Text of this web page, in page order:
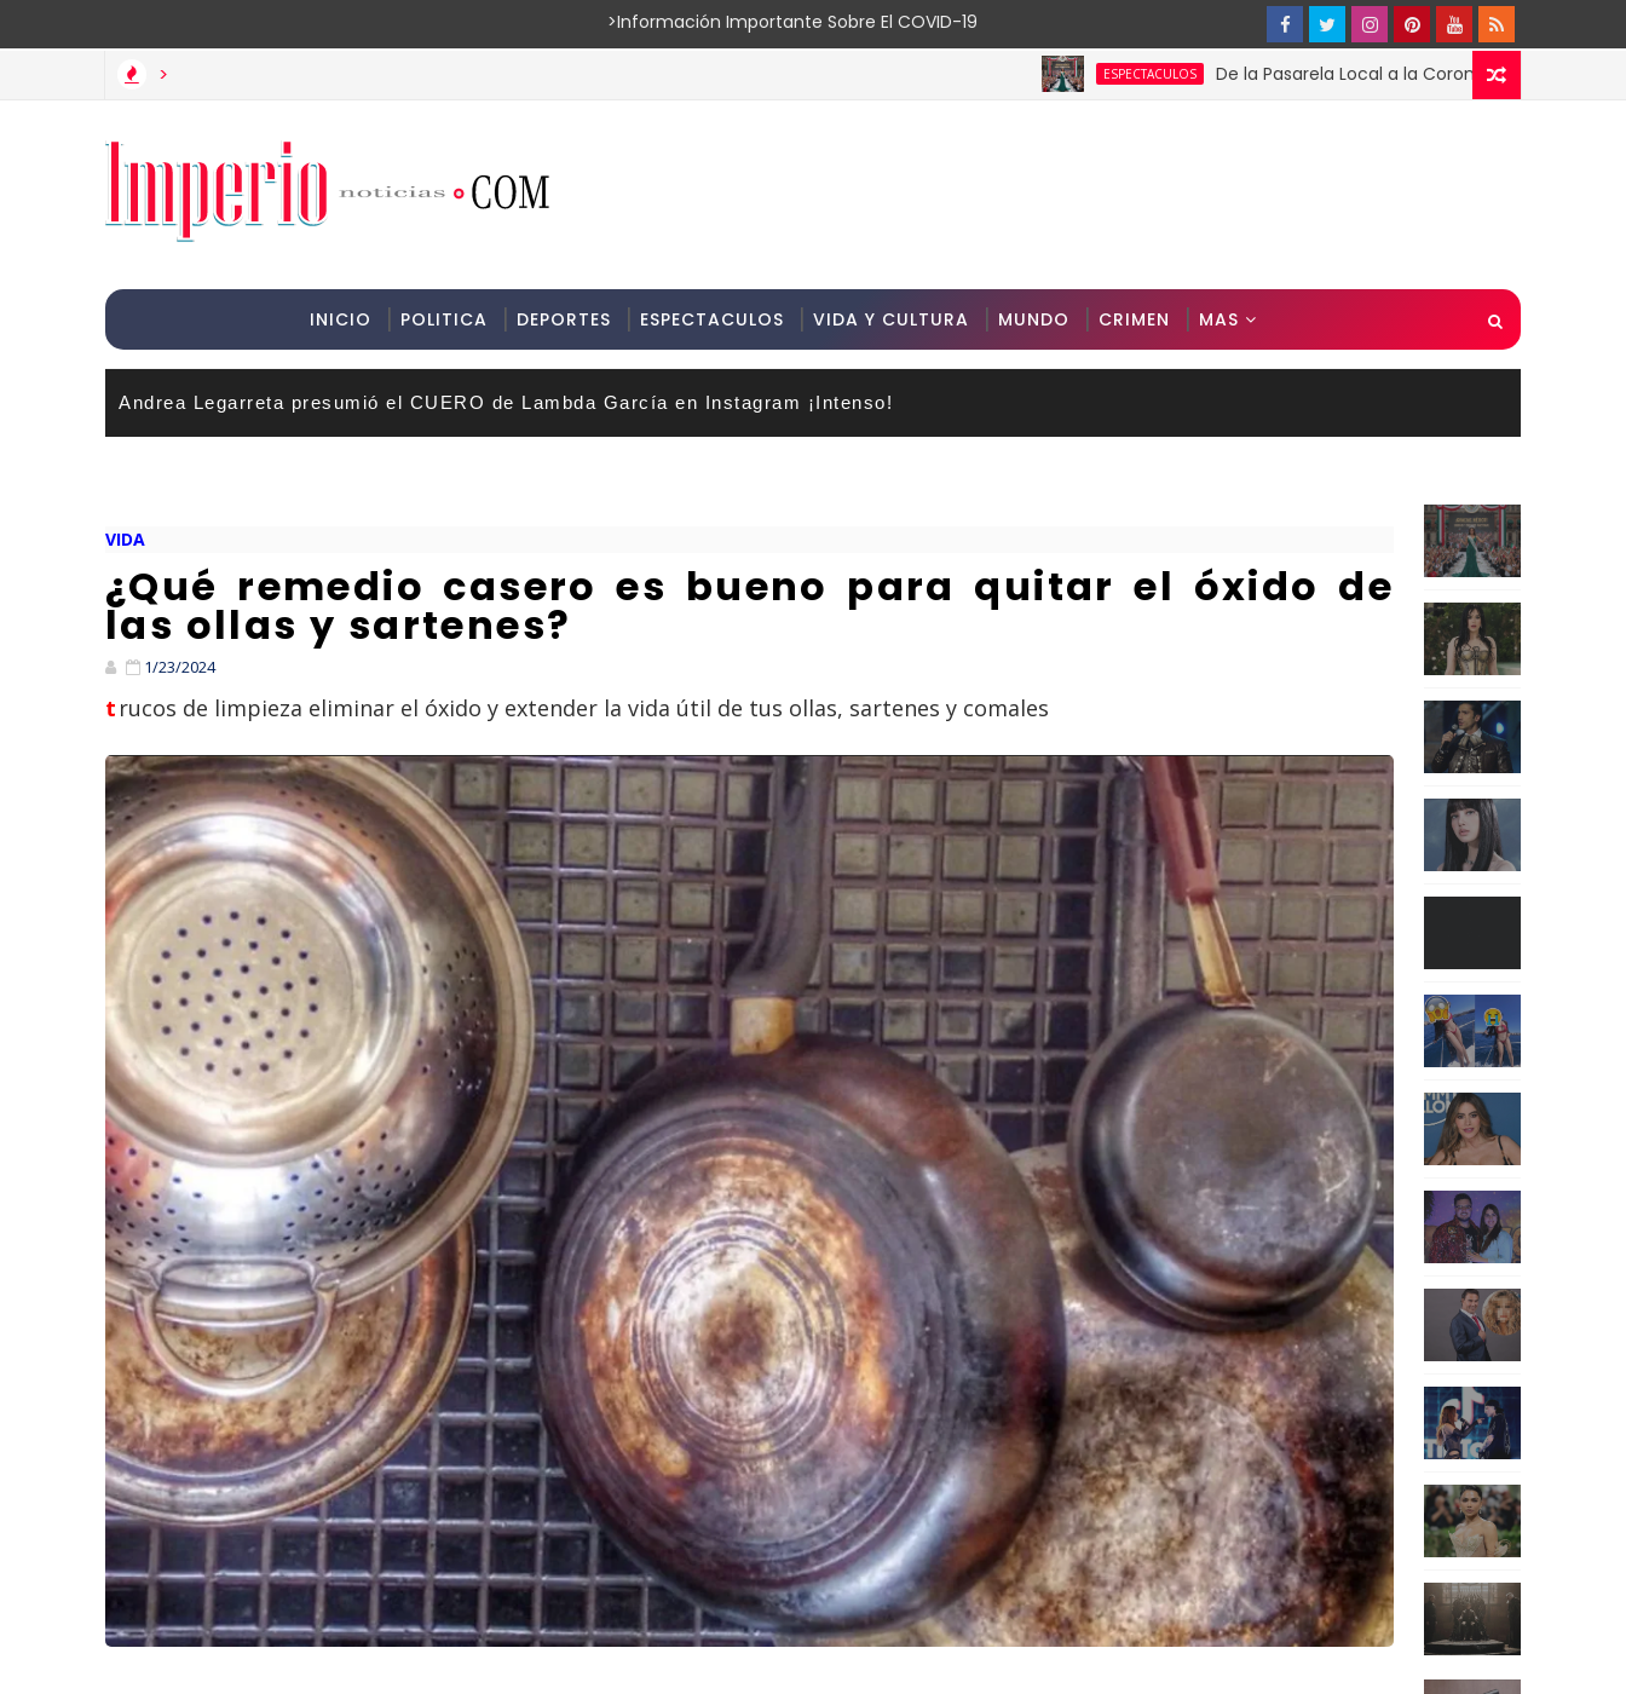
>Información Importante Sobre El COVID-19
> ESPECTACULOS De la Pasarela Local a la Corona Global: El Triunfo de
INICIO POLITICA DEPORTES ESPECTACULOS VIDA Y CULTURA MUNDO CRIMEN MAS
Andrea Legarreta presumió el CUERO de Lambda García en Instagram ¡Intenso!
VIDA
¿Qué remedio casero es bueno para quitar el óxido de
las ollas y sartenes?
1/23/2024
trucos de limpieza eliminar el óxido y extender la vida útil de tus ollas, sartenes y comales